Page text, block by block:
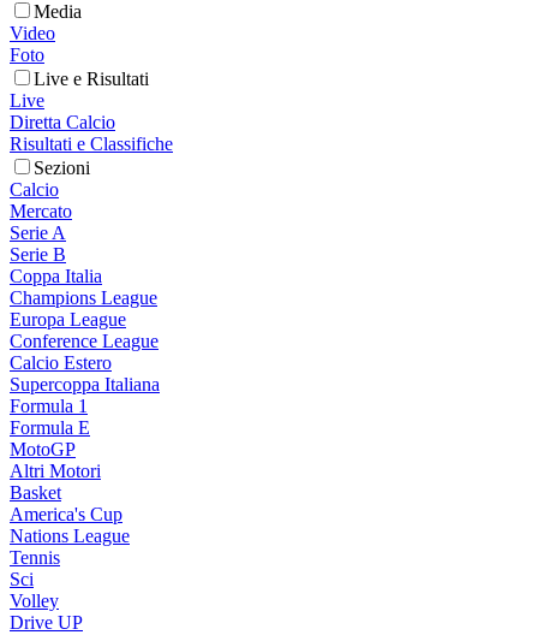
Media
Video
Foto
Live e Risultati
Live
Diretta Calcio
Risultati e Classifiche
Sezioni
Calcio
Mercato
Serie A
Serie B
Coppa Italia
Champions League
Europa League
Conference League
Calcio Estero
Supercoppa Italiana
Formula 1
Formula E
MotoGP
Altri Motori
Basket
America's Cup
Nations League
Tennis
Sci
Volley
Drive UP